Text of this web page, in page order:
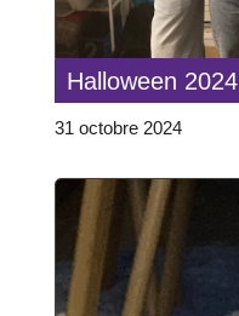
Halloween 2024
31 octobre 2024